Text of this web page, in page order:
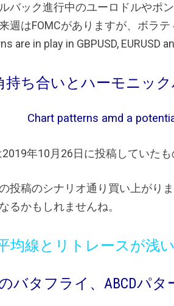
バック進行中のユーロドルやポ
週はFOMCがありますが、ボラ
are in play in GBPUSD, EURUSD
持ち合いとハーモニッ
Chart patterns amd a
年10月26日に投稿していたも
投稿のシナリオ通り買い上がり
るかもしれませんね。
均線とリトレースが浅
バタフライ、ABCDパタ